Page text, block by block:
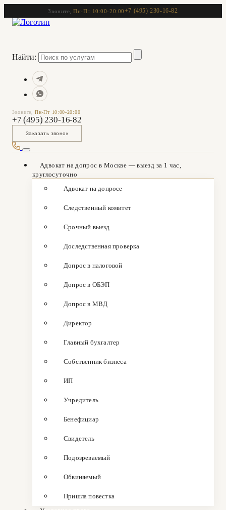
Звоните,Пн-Пт 10:00-20:00+7 (495) 230-16-82
Найти:
Звоните,Пн-Пт 10:00-20:00
+7 (495) 230-16-82
Заказать звонок
Адвокат на допрос в Москве — выезд за 1 час,
круглосуточно
Адвокат на допросе
Следственный комитет
Срочный выезд
Доследственная проверка
Допрос в налоговой
Допрос в ОБЭП
Допрос в МВД
Директор
Главный бухгалтер
Собственник бизнеса
ИП
Учредитель
Бенефициар
Свидетель
Подозреваемый
Обвиняемый
Пришла повестка